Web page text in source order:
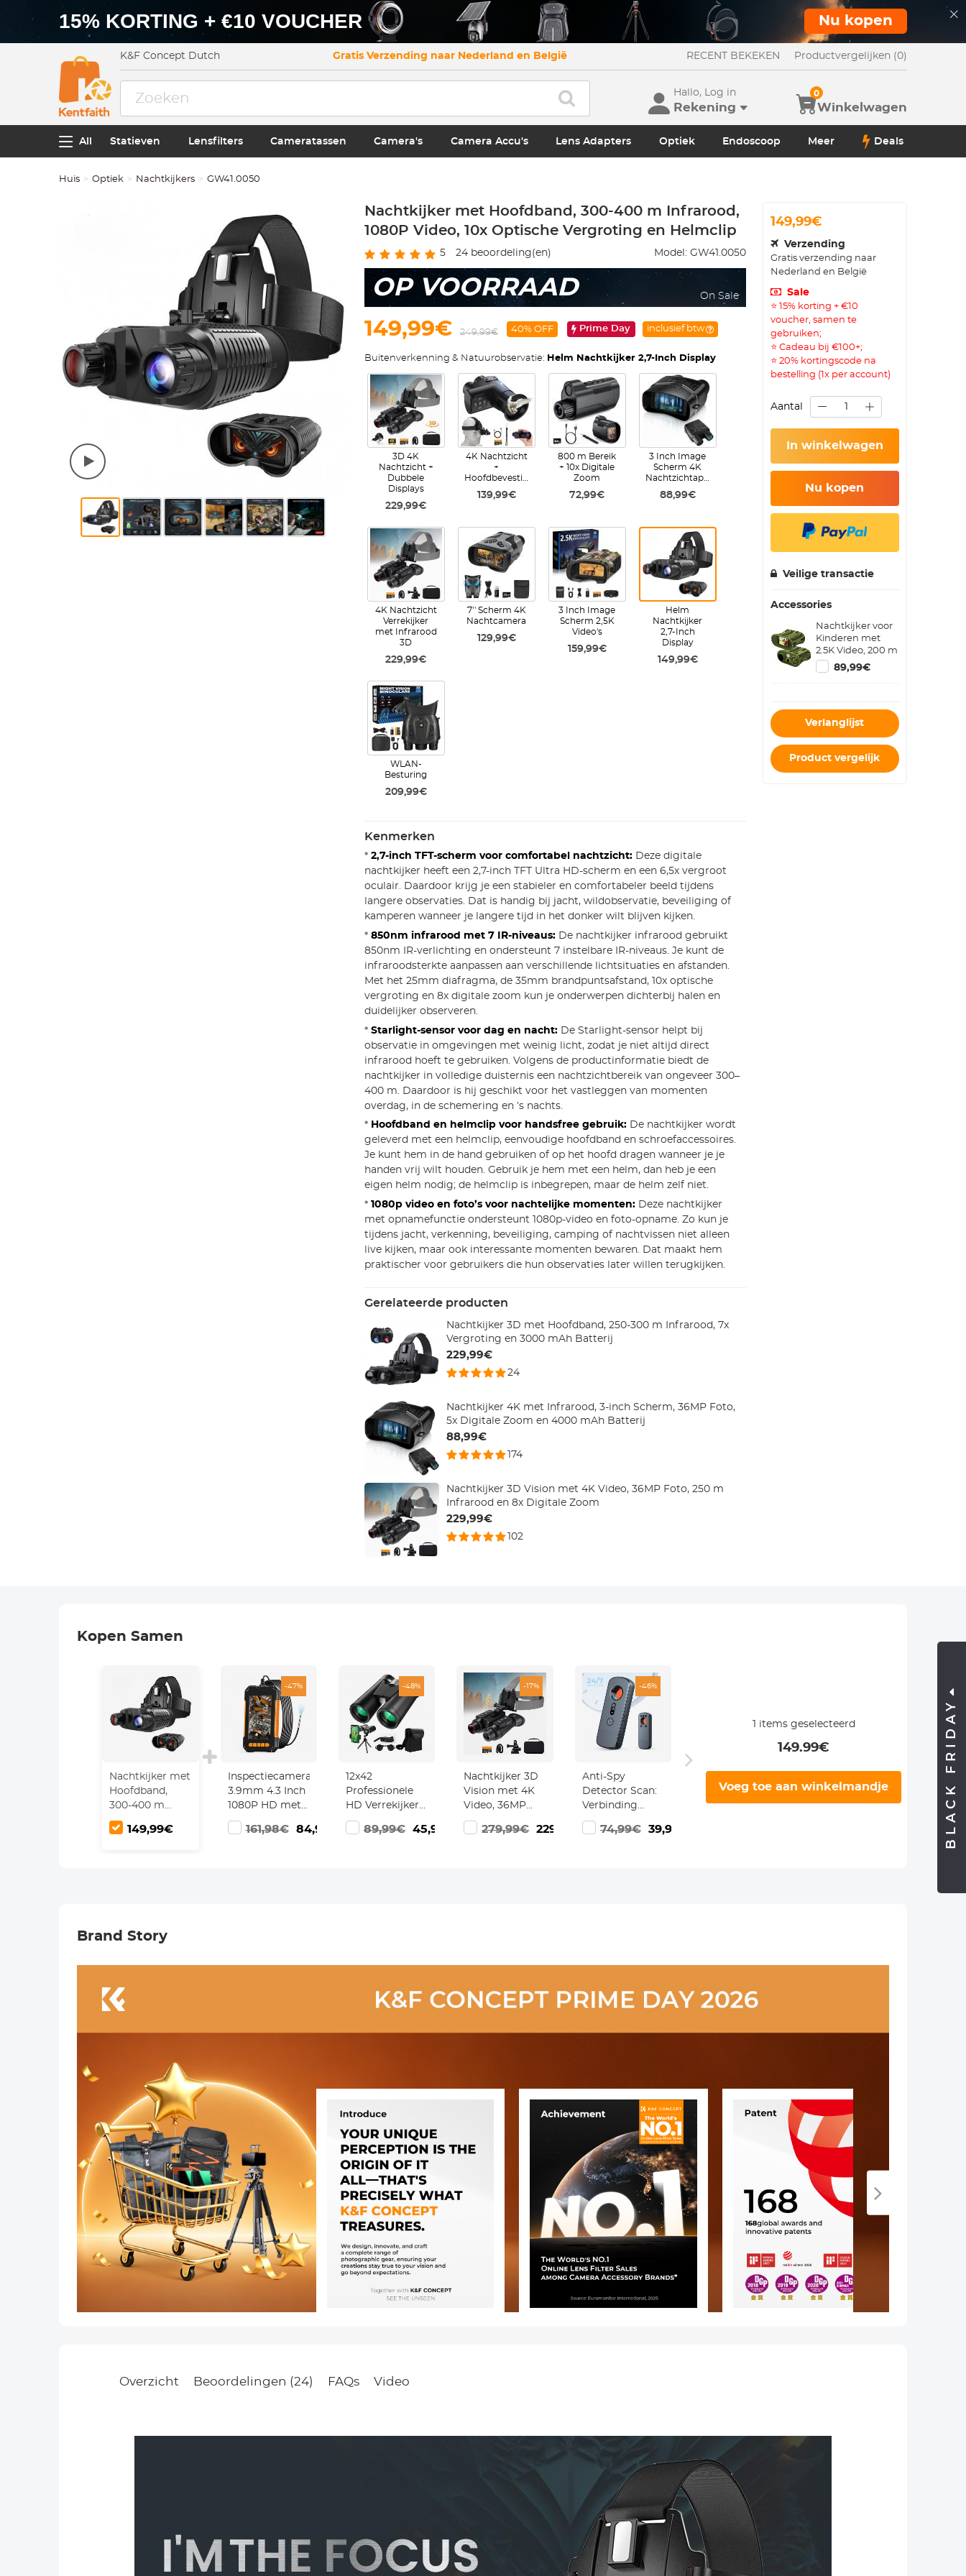
15% KORTING + €10 VOUCHER Nu kopen
K&F Concept Dutch Gratis Verzending naar Nederland en België RECENT BEKEKEN Productvergelijken (0)
Hallo, Log in
Rekening Winkelwagen
0
All Statieven Lensfilters Cameratassen Camera's Camera Accu's Lens Adapters Optiek Endoscoop Meer Deals
Huis Optiek Nachtkijkers GW41.0050
Nachtkijker met Hoofdband, 300-400 m Infrarood,
1080P Video, 10x Optische Vergroting en Helmclip
5 24beoordeling(en) Model: GW41.0050
OP VOORRAAD On Sale
149,99€ 249,99€ 40% OFF Prime Day inclusief btw
Buitenverkenning & Natuurobservatie: Helm Nachtkijker 2,7-Inch Display
3D 4K
Nachtzicht +
Dubbele
Displays
229,99€
4K Nachtzicht
+
Hoofdbevestiging
139,99€
800 m Bereik
+ 10x Digitale
Zoom
72,99€
3 Inch Image
Scherm 4K
Nachtzichtapparaat
88,99€
4K Nachtzicht
Verrekijker
met Infrarood
3D
229,99€
7'' Scherm 4K
Nachtcamera
129,99€
3 Inch Image
Scherm 2,5K
Video's
159,99€
Helm
Nachtkijker
2,7-Inch
Display
149,99€
WLAN-
Besturing
209,99€
Kenmerken
* 2,7-inch TFT-scherm voor comfortabel nachtzicht:Deze digitale
nachtkijker heeft een 2,7-inch TFT Ultra HD-scherm en een 6,5x vergroot
oculair. Daardoor krijg je een stabieler en comfortabeler beeld tijdens
langere observaties. Dat is handig bij jacht, wildobservatie, beveiliging of
kamperen wanneer je langere tijd in het donker wilt blijven kijken.
* 850nm infrarood met 7 IR-niveaus:De nachtkijker infrarood gebruikt
850nm IR-verlichting en ondersteunt 7 instelbare IR-niveaus. Je kunt de
infraroodsterkte aanpassen aan verschillende lichtsituaties en afstanden.
Met het 25mm diafragma, de 35mm brandpuntsafstand, 10x optische
vergroting en 8x digitale zoom kun je onderwerpen dichterbij halen en
duidelijker observeren.
* Starlight-sensor voor dag en nacht:De Starlight-sensor helpt bij
observatie in omgevingen met weinig licht, zodat je niet altijd direct
infrarood hoeft te gebruiken. Volgens de productinformatie biedt de
nachtkijker in volledige duisternis een nachtzichtbereik van ongeveer 300–
400 m. Daardoor is hij geschikt voor het vastleggen van momenten
overdag, in de schemering en ’s nachts.
* Hoofdband en helmclip voor handsfree gebruik:De nachtkijker wordt
geleverd met een helmclip, eenvoudige hoofdband en schroefaccessoires.
Je kunt hem in de hand gebruiken of op het hoofd dragen wanneer je je
handen vrij wilt houden. Gebruik je hem met een helm, dan heb je een
eigen helm nodig; de helmclip is inbegrepen, maar de helm zelf niet.
* 1080p video en foto’s voor nachtelijke momenten:Deze nachtkijker
met opnamefunctie ondersteunt 1080p-video en foto-opname. Zo kun je
tijdens jacht, verkenning, beveiliging, camping of nachtvissen niet alleen
live kijken, maar ook interessante momenten bewaren. Dat maakt hem
praktischer voor gebruikers die hun observaties later willen terugkijken.
Gerelateerde producten
Nachtkijker 3D met Hoofdband, 250-300 m Infrarood, 7x
Vergroting en 3000 mAh Batterij
229,99€
24
Nachtkijker 4K met Infrarood, 3-inch Scherm, 36MP Foto,
5x Digitale Zoom en 4000 mAh Batterij
88,99€
174
Nachtkijker 3D Vision met 4K Video, 36MP Foto, 250 m
Infrarood en 8x Digitale Zoom
229,99€
102
149,99€
Verzending
Gratis verzending naar
Nederland en België
Sale
⭐ 15% korting + €10
voucher, samen te
gebruiken;
⭐ Cadeau bij €100+;
⭐ 20% kortingscode na
bestelling (1x per account)
Aantal
In winkelwagen
Nu kopen
Veilige transactie
Accessories
Nachtkijker voor
Kinderen met
2.5K Video, 200 m
Infrarood, 4x
Optische Zoom
89,99€
Verlanglijst
Product vergelijk
Kopen Samen
Nachtkijker met
Hoofdband,
300-400 m
Infrarood,
1080P Video, 10x
149,99€
-47%
Inspectiecamera
3.9mm 4.3 Inch
1080P HD met
10m Kabel, IP67
Waterdicht, 6
161,98€ 84,99€
-48%
12x42
Professionele
HD Verrekijker
met
Telefoonclip en
Enz.
89,99€ 45,99€
-17%
Nachtkijker 3D
Vision met 4K
Video, 36MP
Foto, 250 m
Infrarood en 8x
279,99€ 229,99€
-46%
Anti-Spy
Detector Scan:
Verbinding
verbreken voor
24/774,99€ 39,99€
Bluetooth V5.1
Oortelefoon
met CVC8.0
met Hoofdband,
250-300 m
items geselecteerd
149.99€
Voeg toe aan winkelmandje
Brand Story
Overzicht Beoordelingen (24) FAQs Video
BLACK FRIDAY